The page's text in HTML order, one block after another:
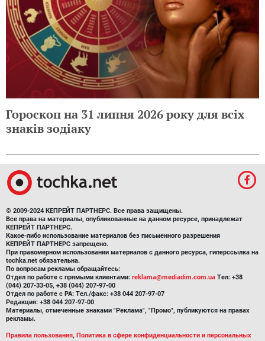
Гороскоп на 31 липня 2026 року для всіх
знаків зодіаку
© 2009-2024 КЕПРЕЙТ ПАРТНЕРС. Все права защищены.
Все права на материалы, опубликованные на данном ресурсе, принадлежат
КЕПРЕЙТ ПАРТНЕРС.
Какое-либо использование материалов без письменного разрешения
КЕПРЕЙТ ПАРТНЕРС запрещено.
При правомерном использовании материалов с данного ресурса, гиперссылка на
tochka.net обязательна.
По вопросам рекламы обращайтесь:
Отдел по работе с прямыми клиентами: reklama@mediadim.com.ua Тел: +38
(044) 207-33-05, +38 (044) 207-97-00
Отдел по работе с РА: Тел./факс: +38 044 207-97-07
Редакция: +38 044 207-97-00
Материалы, отмеченные знаками "Реклама", "Промо", публикуются на правах
рекламы.
Правила пользования, Политика в сфере конфиденциальности и персональных